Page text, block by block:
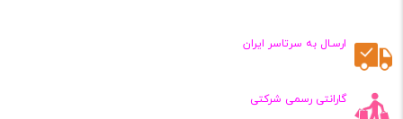
ارسـال به سرتاسر ایران
گارانتی رسمی شرکتی